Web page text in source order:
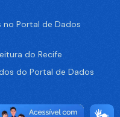
no Portal de Dados
do Recife
do Portal de Dados